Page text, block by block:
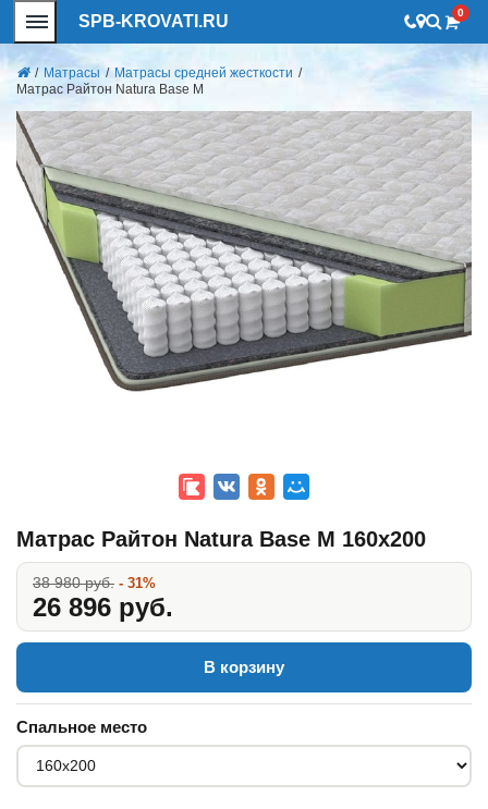
SPB-KROVATI.RU 0
/ Матрасы / Матрасы средней жесткости /
Матрас Райтон Natura Base M
Матрас Райтон Natura Base M 160x200
38 980 руб. - 31%
26 896 руб.
В корзину
Спальное место